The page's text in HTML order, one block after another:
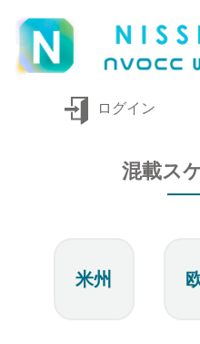
ログイン
混載ス
米州